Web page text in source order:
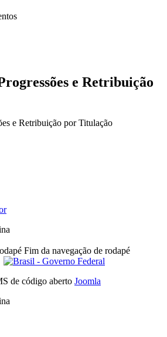
e Retribuição
e Retribuição por Titulação
Fim da navegação de rodapé
de código aberto Joomla